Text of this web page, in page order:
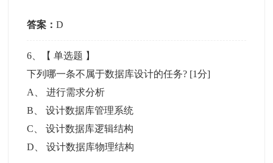
答案：D
6 、【单选题 】
下列哪一条不属于数据库设计的任务? [1分]
A
、进行需求分析
B 、设计数据库管理系统
C 、设计数据库逻辑结构
D 、设计数据库物理结构